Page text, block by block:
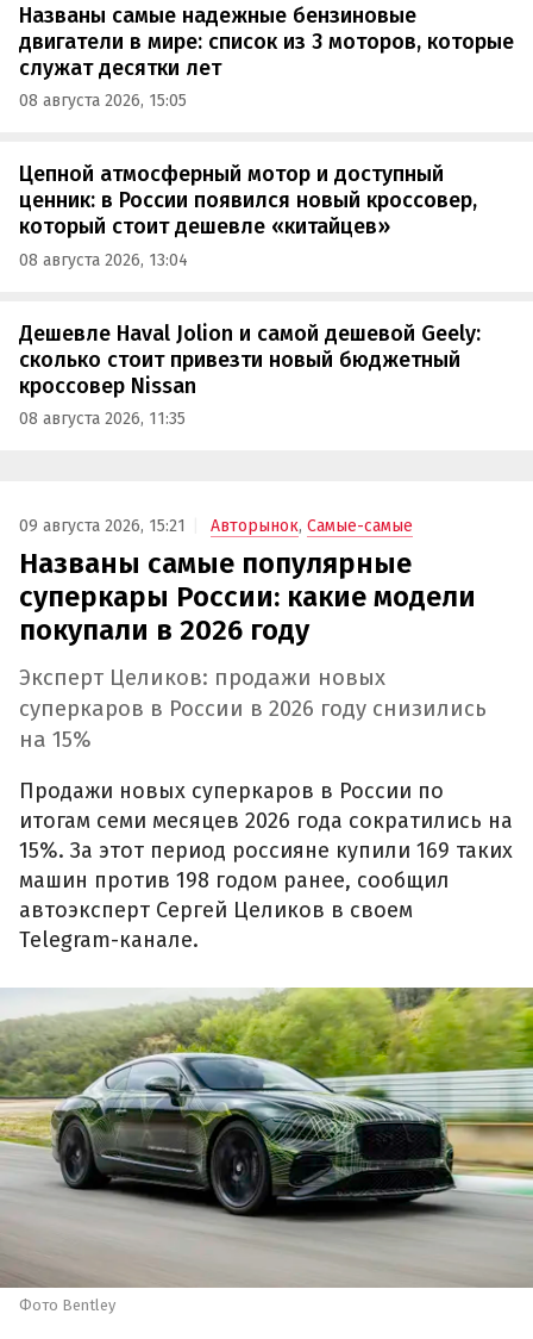
Названы самые надежные бензиновые
двигатели в мире: список из 3 моторов, которые
служат десятки лет
08 августа 2026, 15:05
Цепной атмосферный мотор и доступный
ценник: в России появился новый кроссовер,
который стоит дешевле «китайцев»
08 августа 2026, 13:04
Дешевле Haval Jolion и самой дешевой Geely:
сколько стоит привезти новый бюджетный
кроссовер Nissan
08 августа 2026, 11:35
09 августа 2026, 15:21 Авторынок, Самые-самые
Названы самые популярные
суперкары России: какие модели
покупали в 2026 году
Эксперт Целиков: продажи новых
суперкаров в России в 2026 году снизились
на 15%
Продажи новых суперкаров в России по
итогам семи месяцев 2026 года сократились на
15%. За этот период россияне купили 169 таких
машин против 198 годом ранее, сообщил
автоэксперт Сергей Целиков в своем
Telegram-канале.
Фото Bentley